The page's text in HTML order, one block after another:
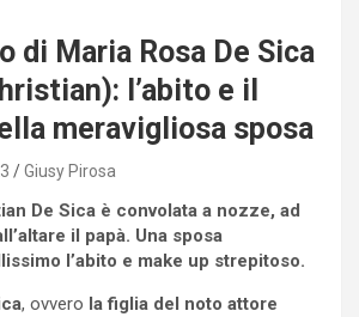
di Maria Rosa De Sica
l’abito e il
meravigliosa sposa
Giusy Pirosa
De Sica è convolata a nozze, ad
il papà. Una sposa
l’abito e make up strepitoso.
, ovvero la figlia del noto attore